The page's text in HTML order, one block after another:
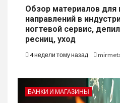
Обзор материалов
направлений в
ногтевой сервис,
ресниц, уход
4 недели тому назад
БАНКИ И МАГАЗИНЫ